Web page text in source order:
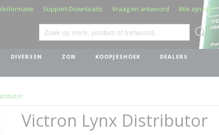
Support-Downloads Vraag en antwoord Wie zijn wij ?
DIVERSEN ZON KOOPJESHOEK DEALERS
Victron Lynx Distributor